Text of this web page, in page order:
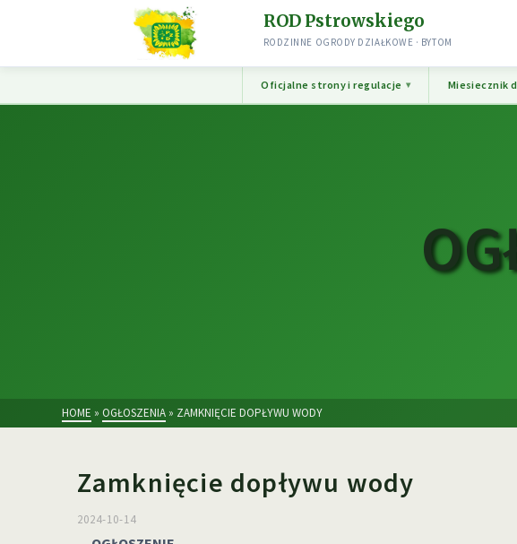
ROD Pstrowskiego
RODZINNE OGRODY DZIAŁKOWE · BYTOM
Oficjalne strony i regulacje Miesiecznik
HOME » OGŁOSZENIA » ZAMKNIĘCIE DOPŁYWU WODY
Zamknięcie dopływu wody
2024-10-14